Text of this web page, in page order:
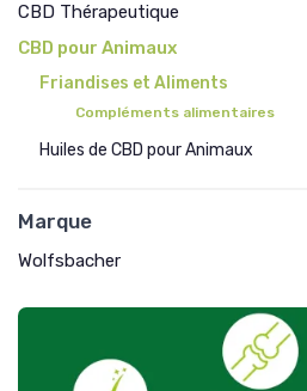
CBD Thérapeutique
CBD pour Animaux
Friandises et Aliments
Compléments alimentaires
Huiles de CBD pour Animaux
Marque
Wolfsbacher